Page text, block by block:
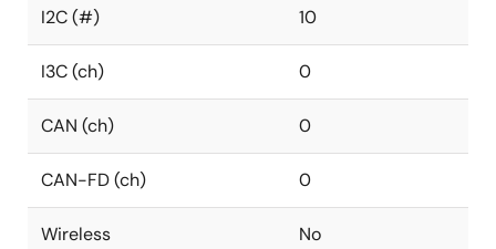
I2C (#) 10
I3C (ch) 0
CAN (ch) 0
CAN-FD (ch) 0
Wireless No